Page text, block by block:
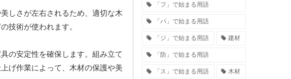
しさが左右されるため、適切な木
技術が使われます。
の安定性を確保します。組み立て
げ作業によって、木材の保護や美
「フ」で始まる用語
「パ」で始まる用語
「ジ」で始まる用語 建材
「防」で始まる用語
「ス」で始まる用語 木材